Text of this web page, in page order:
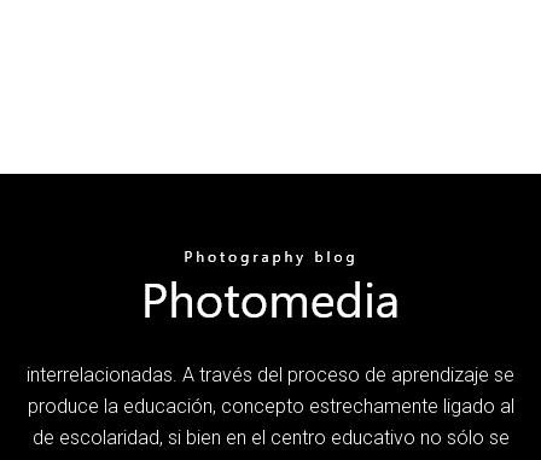
interrelacionadas. A través del proceso de aprendizaje se
produce la educación, concepto estrechamente ligado al
de escolaridad, si bien en el centro educativo no sólo se